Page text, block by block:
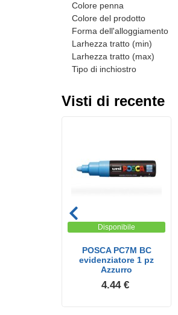
Colore penna
Colore del prodotto
Forma dell'alloggiamento
Larhezza tratto (min)
Larhezza tratto (max)
Tipo di inchiostro
Visti di recente
Disponibile
POSCA PC7M BC
evidenziatore 1 pz
Azzurro
4.44 €